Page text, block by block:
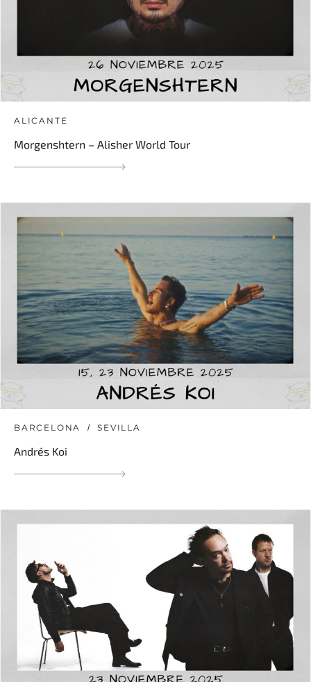
ALICANTE
Morgenshtern – Alisher World Tour
BARCELONA SEVILLA
Andrés Koi